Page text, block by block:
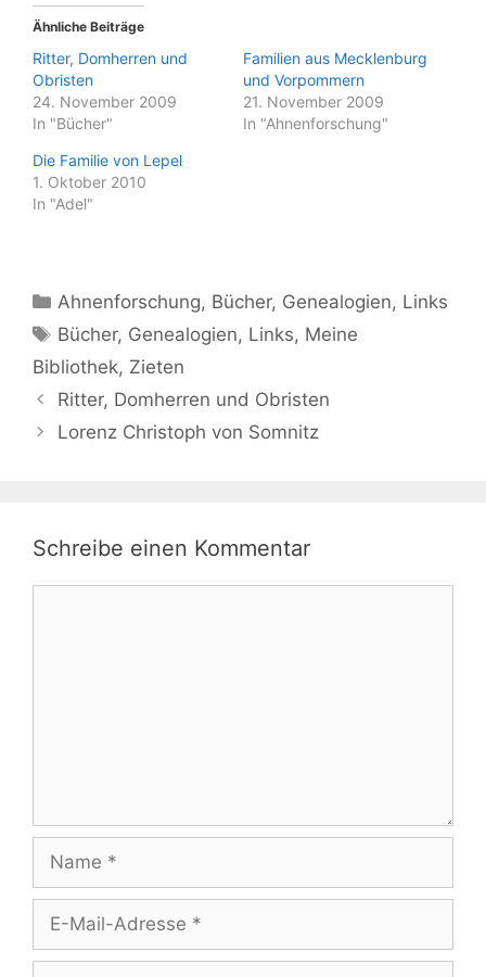
Ähnliche Beiträge
Ritter, Domherren und
Obristen
24. November 2009
In "Bücher"
Familien aus Mecklenburg
und Vorpommern
21. November 2009
In "Ahnenforschung"
Die Familie von Lepel
1. Oktober 2010
In "Adel"
Kategorien
Ahnenforschung, Bücher, Genealogien, Links
Schlagwörter
Bücher, Genealogien, Links, Meine
Bibliothek, Zieten
Ritter, Domherren und Obristen
Lorenz Christoph von Somnitz
Schreibe einen Kommentar
Name
Adresse